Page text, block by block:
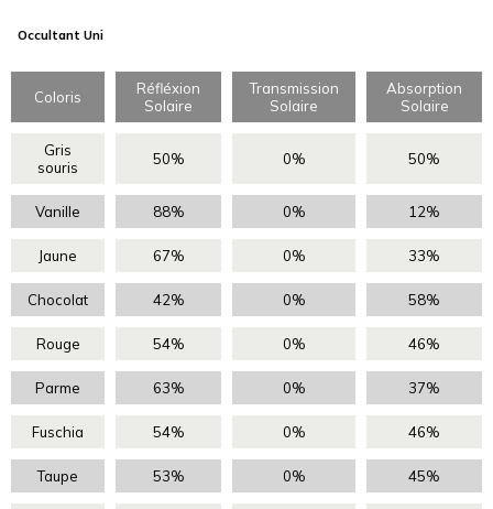
Occultant Uni
Coloris
Réfléxion
Solaire
Transmission
Solaire
Absorption
Solaire
Gris
souris
50% 0% 50%
Vanille 88% 0% 12%
Jaune 67% 0% 33%
Chocolat 42% 0% 58%
Rouge 54% 0% 46%
Parme 63% 0% 37%
Fuschia 54% 0% 46%
Taupe 53% 0% 45%